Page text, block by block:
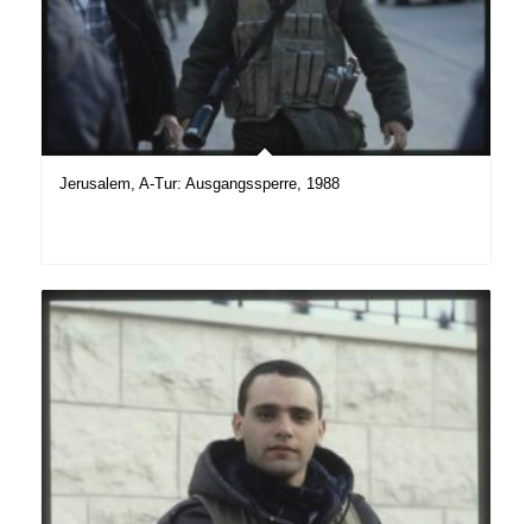
Jerusalem, A-Tur: Ausgangssperre, 1988